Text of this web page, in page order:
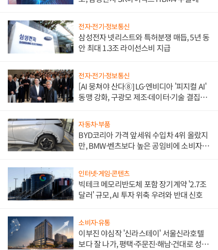
전자·전기·정보통신
삼성전자 넷리스트와 특허분쟁 매듭, 5년 동
안 최대 1.3조 라이선스비 지급
전자·전기·정보통신
[AI 뭉쳐야 산다⑧] LG·엔비디아 '피지컬 AI'
동맹 강화, 구광모 제조·데이터·기술 결집
자동차·부품
BYD코리아 가격 앞세워 수입차 4위 올랐지
만, BMW·벤츠보다 높은 공임비에 소비자
인터넷·게임·콘텐츠
빅테크 메모리반도체 포함 장기계약 '2.7조
달러' 규모, AI 투자 위축 우려와 반대 신호
소비자·유통
이부진 야심작 '신라스테이' 서울신라호텔
보다 잘 나가, 평택·주문진·해남·건대로 성